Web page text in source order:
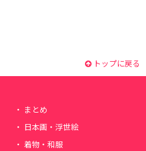
トップに戻る
まとめ
日本画・浮世絵
着物・和服